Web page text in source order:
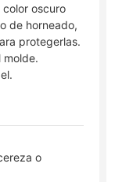
oscuro
de horneado,
protegerlas.
molde.
o